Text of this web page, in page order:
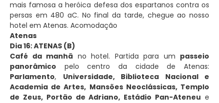
mais famosa a heróica defesa dos espartanos contra os
persas em 480 aC. No final da tarde, chegue ao nosso
hotel em Atenas. Acomodação
Atenas
Dia 16: ATENAS (B)
Café da manhã no hotel. Partida para um passeio
panorâmico pelo centro da cidade de Atenas:
Parlamento, Universidade, Biblioteca Nacional e
Academia de Artes, Mansões Neoclássicas, Templo
de Zeus, Portão de Adriano, Estádio Pan-Ateneu e